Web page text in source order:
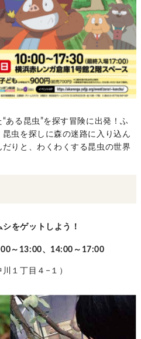
ある昆虫”を探す冒険に出発！ふ
虫を探しに森の迷路に入り込ん
りと、わくわくする昆虫の世界
をゲットしよう！
～13:00、14:00～17:00
１丁目４−１）